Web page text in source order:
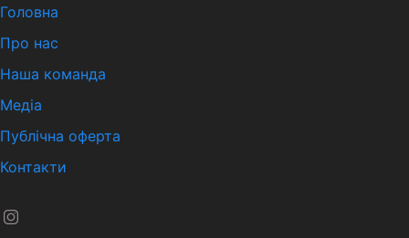
Головна
Про нас
Наша команда
Медіа
Публічна оферта
Контакти